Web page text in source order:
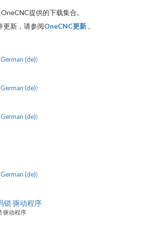
提供的下载集合。
更新，请参阅OneCNC更新 。
German (de))
German (de))
German (de))
German (de))
锁 驱动程序
驱动程序